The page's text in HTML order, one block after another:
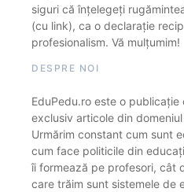
siguri că înțelegeți
(cu link), ca o declarație
profesionalism. Vă mulțumim!
DESPRE NOI
EduPedu.ro este o
exclusiv articole din
Urmărim constant cum sunt
cum face politicile din
îi formează pe profesori, cât
care trăim sunt sistemele de